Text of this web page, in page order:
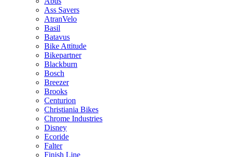
Ass Savers
AtranVelo
Basil
Batavus
Bike Attitude
Bikepartner
Blackburn
Bosch
Breezer
Brooks
Centurion
Christiania Bikes
Chrome Industries
Disney
Ecoride
Falter
Finish Line